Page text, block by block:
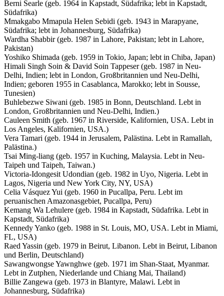
Berni Searle (geb. 1964 in Kapstadt, Südafrika; lebt in Kapstadt,
Südafrika)
Mmakgabo Mmapula Helen Sebidi (geb. 1943 in Marapyane,
Südafrika; lebt in Johannesburg, Südafrika)
Wardha Shabbir (geb. 1987 in Lahore, Pakistan; lebt in Lahore,
Pakistan)
Yoshiko Shimada (geb. 1959 in Tokio, Japan; lebt in Chiba, Japan)
Himali Singh Soin & David Soin Tappeser (geb. 1987 in Neu-
Delhi, Indien; lebt in London, Großbritannien und Neu-Delhi,
Indien; geboren 1955 in Casablanca, Marokko; lebt in Sousse,
Tunesien)
Buhlebezwe Siwani (geb. 1985 in Bonn, Deutschland. Lebt in
London, Großbritannien und Neu-Delhi, Indien.)
Cauleen Smith (geb. 1967 in Riverside, Kalifornien, USA. Lebt in
Los Angeles, Kalifornien, USA.)
Vera Tamari (geb. 1944 in Jerusalem, Palästina. Lebt in Ramallah,
Palästina.)
Tsai Ming-liang (geb. 1957 in Kuching, Malaysia. Lebt in Neu-
Taipeh und Taipeh, Taiwan.)
Victoria-Idongesit Udondian (geb. 1982 in Uyo, Nigeria. Lebt in
Lagos, Nigeria und New York City, NY, USA)
Celia Vásquez Yui (geb. 1960 in Pucallpa, Peru. Lebt im
peruanischen Amazonasgebiet, Pucallpa, Peru)
Kemang Wa Lehulere (geb. 1984 in Kapstadt, Südafrika. Lebt in
Kapstadt, Südafrika)
Kennedy Yanko (geb. 1988 in St. Louis, MO, USA. Lebt in Miami,
FL, USA)
Raed Yassin (geb. 1979 in Beirut, Libanon. Lebt in Beirut, Libanon
und Berlin, Deutschland)
Sawangwongse Yawnghwe (geb. 1971 im Shan-Staat, Myanmar.
Lebt in Zutphen, Niederlande und Chiang Mai, Thailand)
Billie Zangewa (geb. 1973 in Blantyre, Malawi. Lebt in
Johannesburg, Südafrika)